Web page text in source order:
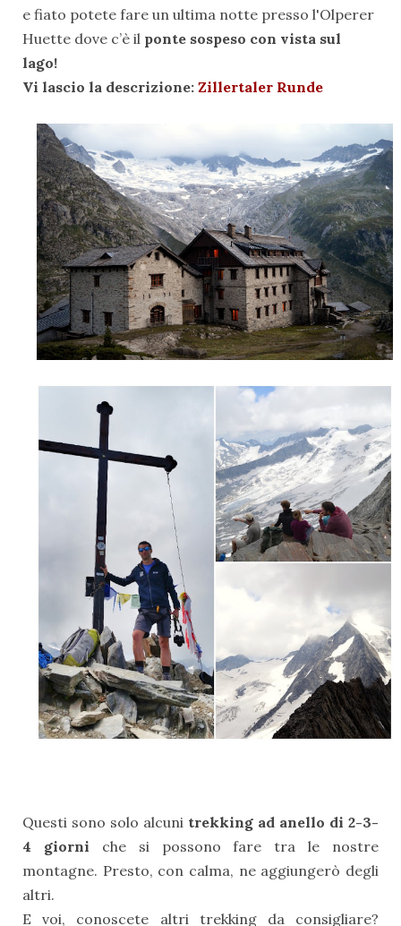
e fiato potete fare un ultima notte presso l'Olperer
Huette dove c’è il ponte sospeso con vista sul
lago!
Vi lascio la descrizione: Zillertaler Runde
Questi sono solo alcuni trekking ad anello di 2-3-
4 giorni che si possono fare tra le nostre
montagne. Presto, con calma, ne aggiungerò degli
altri.
E voi, conoscete altri trekking da consigliare?